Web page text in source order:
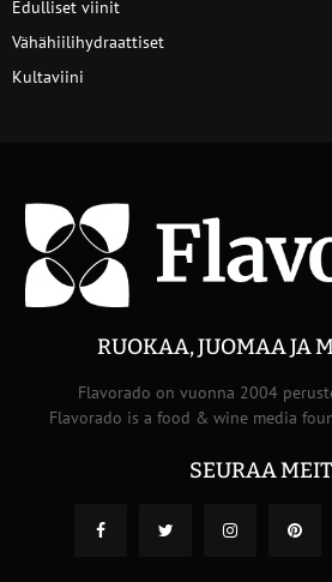
Edulliset viinit
Vähähiilihydraattiset
Kultaviini
RUOKAA, JUOMAA JA
Flavorado on vuonna 2004
Flavorado is a food & wine media
SEURAA